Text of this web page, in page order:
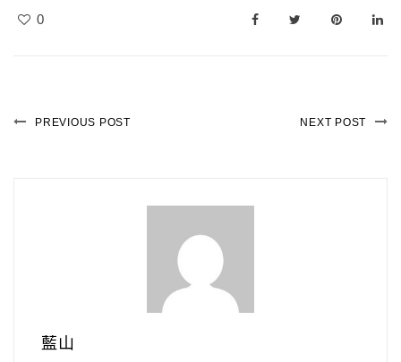
0
PREVIOUS POST NEXT POST
藍山